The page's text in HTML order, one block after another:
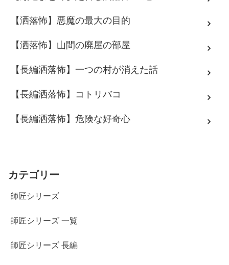
【洒落怖】悪魔の最大の目的
【洒落怖】山間の廃屋の部屋
【長編洒落怖】一つの村が消えた話
【長編洒落怖】コトリバコ
【長編洒落怖】危険な好奇心
カテゴリー
師匠シリーズ
師匠シリーズ 一覧
師匠シリーズ 長編